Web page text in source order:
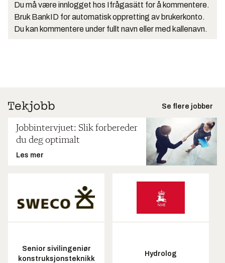
Du må være innlogget hos Ifrågasätt for å kommentere.
Bruk BankID for automatisk oppretting av brukerkonto.
Du kan kommentere under fullt navn eller med kallenavn.
Se flere jobber
Jobbintervjuet: Slik forbereder
du deg optimalt
Les mer
Senior sivilingeniør
konstruksjonsteknikk
Hydrolog